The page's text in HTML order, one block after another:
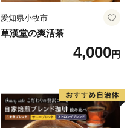
愛知県小牧市
草漢堂の爽活茶
4,000円